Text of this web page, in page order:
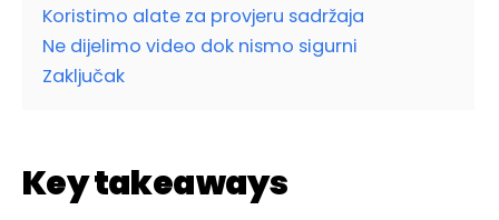
Koristimo alate za provjeru sadržaja
Ne dijelimo video dok nismo sigurni
Zaključak
Key takeaways